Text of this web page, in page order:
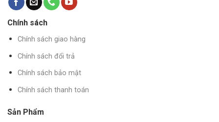
Chính sách
Chính sách giao hàng
Chính sách đổi trả
Chính sách bảo mật
Chính sách thanh toán
Sản Phẩm